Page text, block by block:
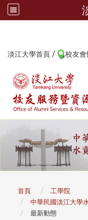
淡江大學首頁 / 校友會
首頁
工學院
中華民國淡江大學
最新動態